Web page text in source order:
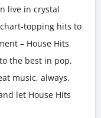
live in crystal
topping hits to
– House Hits
the best in pop,
music, always.
let House Hits